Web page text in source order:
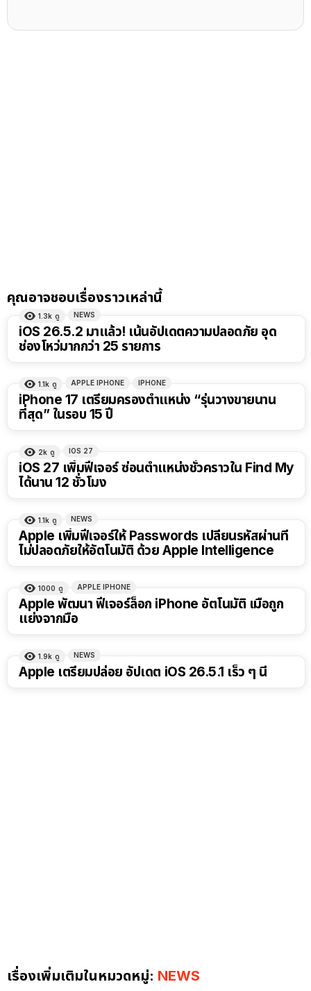
คุณอาจชอบเรื่องราวเหล่านี้
1.3k ดู NEWS
iOS 26.5.2 มาแล้ว! เน้นอัปเดตความปลอดภัย อุด
ช่องโหว่มากกว่า 25 รายการ
1.1k ดู APPLE IPHONE IPHONE
iPhone 17 เตรียมครองตำแหน่ง “รุ่นวางขายนาน
ที่สุด” ในรอบ 15 ปี
2k ดู IOS 27
iOS 27 เพิ่มฟีเจอร์ ซ่อนตำแหน่งชั่วคราวใน Find My
ได้นาน 12 ชั่วโมง
1.1k ดู NEWS
Apple เพิ่มฟีเจอร์ให้ Passwords เปลี่ยนรหัสผ่านที่
ไม่ปลอดภัยให้อัตโนมัติ ด้วย Apple Intelligence
1000 ดู APPLE IPHONE
Apple พัฒนา ฟีเจอร์ล็อก iPhone อัตโนมัติ เมื่อถูก
แย่งจากมือ
1.9k ดู NEWS
Apple เตรียมปล่อย อัปเดต iOS 26.5.1 เร็ว ๆ นี้
เรื่องเพิ่มเติมในหมวดหมู่: NEWS